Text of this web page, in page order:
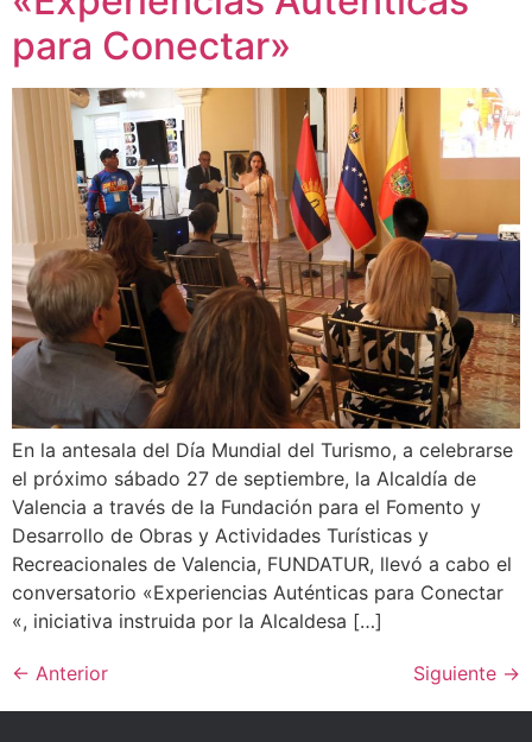
para Conectar»
En la antesala del Día Mundial del Turismo, a celebrarse
el próximo sábado 27 de septiembre, la Alcaldía de
Valencia a través de la Fundación para el Fomento y
Desarrollo de Obras y Actividades Turísticas y
Recreacionales de Valencia, FUNDATUR, llevó a cabo el
conversatorio «Experiencias Auténticas para Conectar
«, iniciativa instruida por la Alcaldesa […]
← Anterior Siguiente →